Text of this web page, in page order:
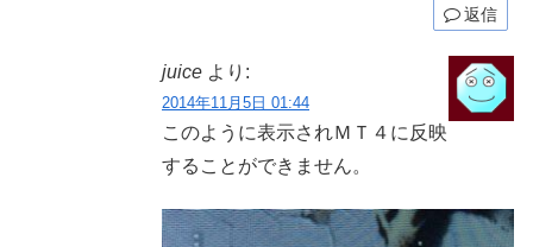
返信
juice より:
2014年11月5日 01:44
このように表示されＭＴ４に反映
することができません。